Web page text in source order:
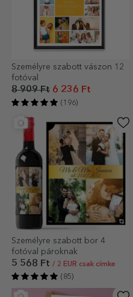
Személyre szabott vászon 12
fotóval
8 909 Ft 6 236 Ft
(196)
Személyre szabott bor 4
fotóval pároknak
5 568 Ft / 2 EUR csak címke
(85)